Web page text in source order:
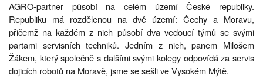
AGRO-partner působí na celém území České republiky.
Republiku má rozdělenou na dvě území: Čechy a Moravu,
přičemž na každém z nich působí dva vedoucí týmů se svými
partami servisních techniků. Jedním z nich, panem Milošem
Žákem, který společně s dalšími svými kolegy odpovídá za servis
dojicích robotů na Moravě, jsme se sešli ve Vysokém Mýtě.